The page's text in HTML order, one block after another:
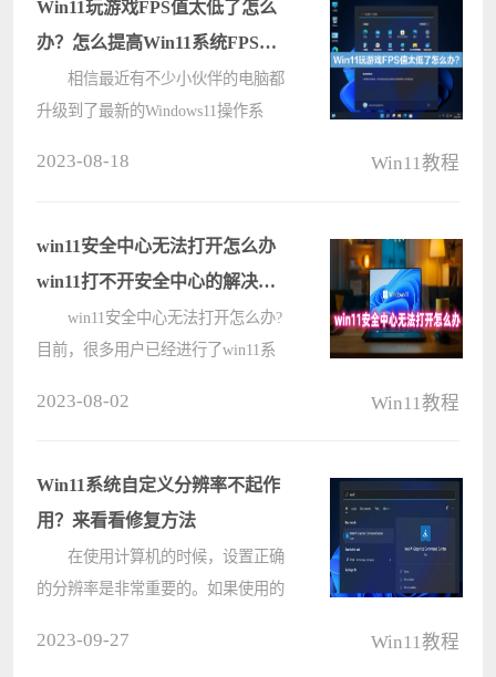
关闭????
Win11玩游戏FPS值太低了怎么
办？怎么提高Win11系统FPS
值？
相信最近有不少小伙伴的电脑都
升级到了最新的Windows11操作系
么解决呢？下面小编就带着大家一起
看看吧????
2023-08-18 Win11教程
win11安全中心无法打开怎么办
win11打不开安全中心的解决办
win11安全中心无法打开怎么办?
目前，很多用户已经进行了win11系
的安全中心功能时，却发现无法正常
打开，????
2023-08-02 Win11教程
Win11系统自定义分辨率不起作
用？来看看修复方法
在使用计算机的时候，设置正确
的分辨率是非常重要的。如果使用的
2023-09-27 Win11教程